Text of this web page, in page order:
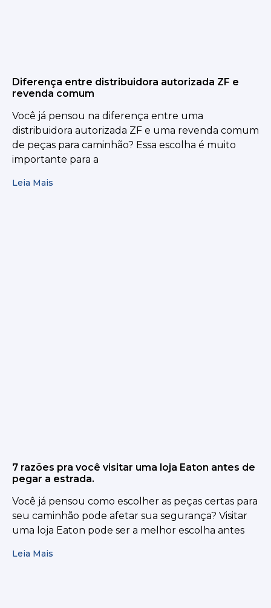
Diferença entre distribuidora autorizada ZF e
revenda comum
Você já pensou na diferença entre uma
distribuidora autorizada ZF e uma revenda comum
de peças para caminhão? Essa escolha é muito
importante para a
Leia Mais
7 razões pra você visitar uma loja Eaton antes de
pegar a estrada.
Você já pensou como escolher as peças certas para
seu caminhão pode afetar sua segurança? Visitar
uma loja Eaton pode ser a melhor escolha antes
Leia Mais